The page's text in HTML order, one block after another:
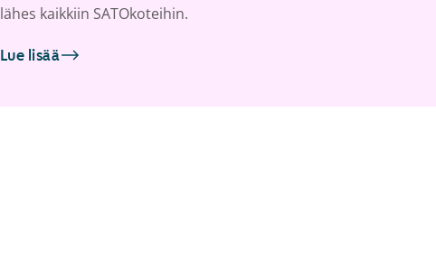
lähes kaikkiin SATOkoteihin.
Lue lisää